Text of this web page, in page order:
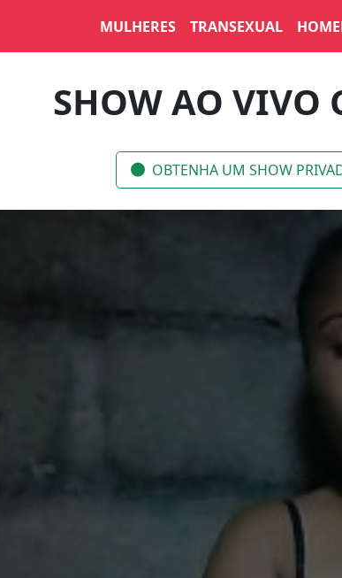
MULHERES TRANSEXUAL
SHOW AO VIVO
OBTENHA UM SHOW